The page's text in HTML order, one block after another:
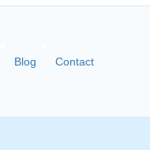
Blog Contact